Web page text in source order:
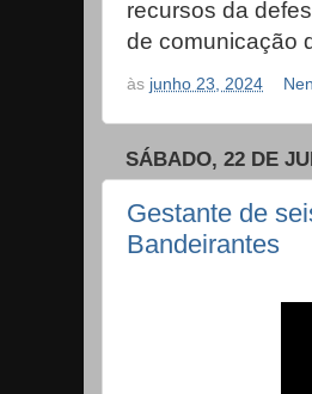
recursos da
de comunicação
às junho 23, 2024
SÁBADO, 22 DE
Gestante de
Bandeirantes